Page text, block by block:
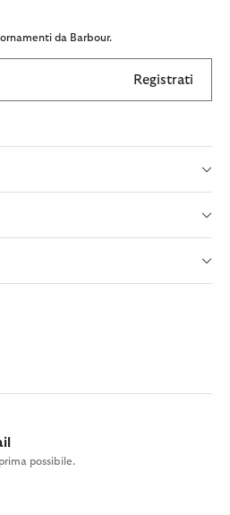
da Barbour.
Registrati
possibile.